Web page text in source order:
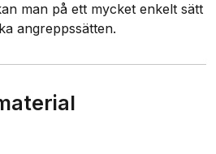
man på ett mycket enkelt sätt